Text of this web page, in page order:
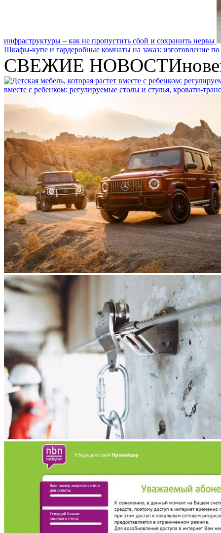
инфраструктуры – как не пропустить сбой и сохранить нервы
Шкафы-купе и гардеробные комнаты на заказ: изготовление по
СВЕЖИЕ НОВОСТИ
вместе с ребенком: регулируемые столы и стулья, кровати-